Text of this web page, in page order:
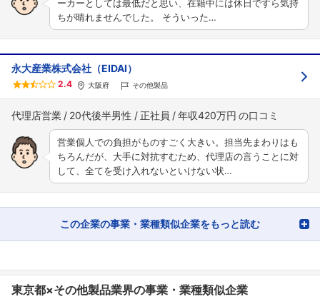
ーカーとしては最低だと思い、在籍中には休日ですら気持
ちが晴れませんでした。 そういった…
永大産業株式会社（EIDAI）
2.4 大阪府 その他製品
代理店営業 20代後半男性 正社員 年収420万円
営業個人での負担がものすごく大きい。担当先まわりはも
ちろんだが、大手に対抗すむため、代理店の言うことに対
して、全てを受け入れないといけない状…
この企業の事業・業種類似企業をもっと読む
東京都×その他製品業界の事業・業種類似企業